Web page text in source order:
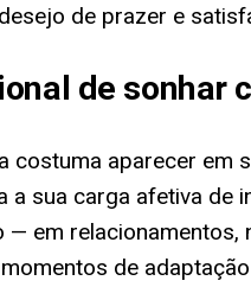
de prazer e
de sonhar
costuma aparecer
a sua carga afetiva
em
de